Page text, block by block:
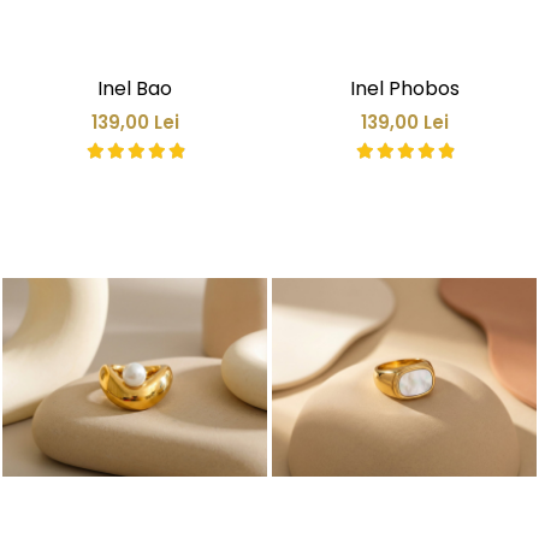
Inel Bao
139,00 Lei
Inel Phobos
139,00 Lei